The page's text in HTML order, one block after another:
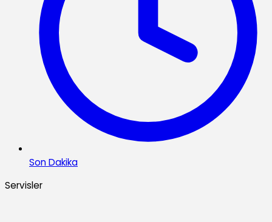
Son Dakika
Servisler